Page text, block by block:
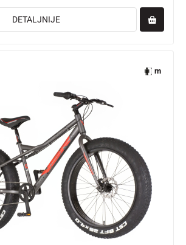
DETALJNIJE
m